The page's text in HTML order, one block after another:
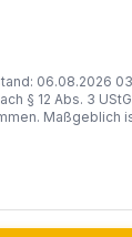
06.08.2026
§ 12 Abs. 3
Maßgeblich